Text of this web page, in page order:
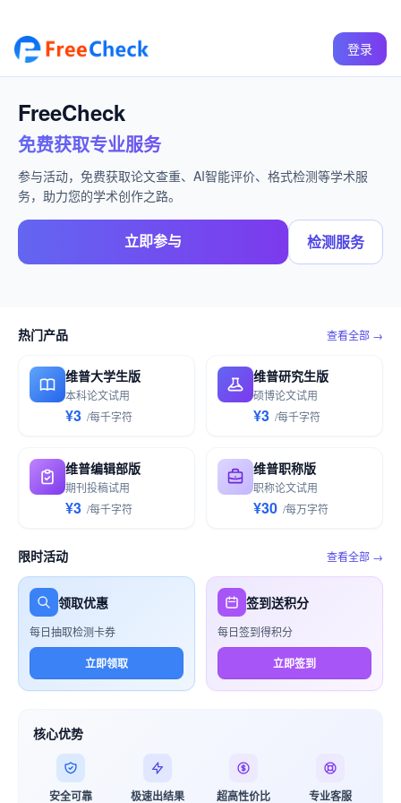
登录
FreeCheck
免费获取专业服务
参与活动，免费获取论文查重、AI智能评价、格式检测等学术服
务，助力您的学术创作之路。
立即参与 检测服务
热门产品 查看全部 →
维普大学生版
本科论文试用
¥3 /每千字符
维普研究生版
硕博论文试用
¥3 /每千字符
维普编辑部版
期刊投稿试用
¥3 /每千字符
维普职称版
职称论文试用
¥30 /每万字符
限时活动 查看全部 →
领取优惠
每日抽取检测卡券
立即领取
签到送积分
每日签到得积分
立即签到
核心优势
安全可靠 极速出结果 超高性价比 专业客服